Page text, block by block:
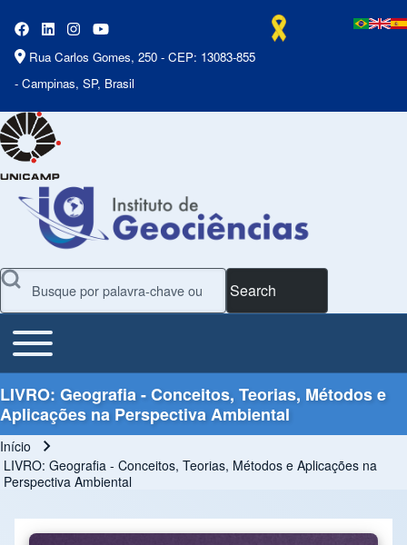
Rua Carlos Gomes, 250 - CEP: 13083-855
- Campinas, SP, Brasil
Search
Main Menu
Toggle main menu
LIVRO: Geografia - Conceitos, Teorias, Métodos e
Aplicações na Perspectiva Ambiental
Trilha de navegação
Início
LIVRO: Geografia - Conceitos, Teorias, Métodos e Aplicações na
Perspectiva Ambiental